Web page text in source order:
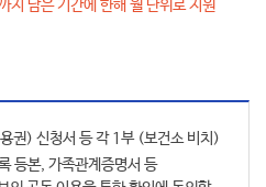
지 남은 기간에 한해 월 단위로 지원
권) 신청서 등 각 1부 (보건소 비치)
등본, 가족관계증명서 등